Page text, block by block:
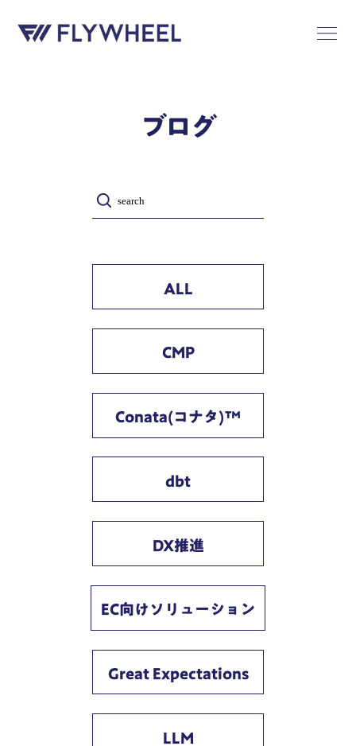
ブログ
ALL
CMP
Conata(コナタ)™
dbt
DX推進
EC向けソリューション
Great Expectations
LLM